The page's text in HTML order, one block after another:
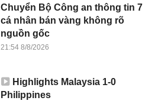
Chuyển Bộ Công an thông tin 7
cá nhân bán vàng không rõ
nguồn gốc
21:54 8/8/2026
Highlights Malaysia 1-0
Philippines